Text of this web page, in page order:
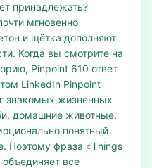
принадлежать?
мгновенно
и щётка дополняют
Когда вы смотрите на
Pinpoint 610 ответ
LinkedIn Pinpoint
знакомых жизненных
домашние животные.
понятный
Поэтому фраза «Things
все